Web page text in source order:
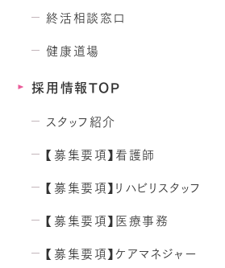
終活相談窓口
健康道場
採用情報TOP
スタッフ紹介
【募集要項】看護師
【募集要項】リハビリスタッフ
【募集要項】医療事務
【募集要項】ケアマネジャー